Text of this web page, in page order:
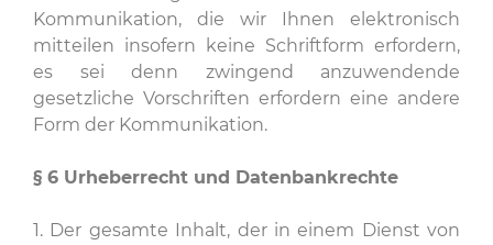
Kommunikation, die wir Ihnen elektronisch
mitteilen insofern keine Schriftform erfordern,
es sei denn zwingend anzuwendende
gesetzliche Vorschriften erfordern eine andere
Form der Kommunikation.
§ 6 Urheberrecht und Datenbankrechte
1. Der gesamte Inhalt, der in einem Dienst von